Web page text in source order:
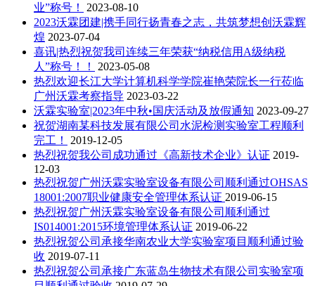
业”称号！
2023-08-10
2023沃霖团建|携手同行扬青春之志，共筑梦想创沃霖辉
煌 2023-07-04
喜讯|热烈祝贺我司连续三年荣获“纳税信用A级纳税
人”称号！！
2023-05-08
热烈欢迎长江大学计算机科学学院崔艳荣院长一行莅临
广州沃霖考察指导 2023-03-22
沃霖实验室|2023年中秋•国庆活动及放假通知 2023-09-27
祝贺湖南某科技发展有限公司水泥检测实验室工程顺利
完工！
2019-12-05
热烈祝贺我公司成功通过《高新技术企业》认证 2019-
12-03
热烈祝贺广州沃霖实验室设备有限公司顺利通过OHSAS
18001:2007职业健康安全管理体系认证 2019-06-15
热烈祝贺广州沃霖实验室设备有限公司顺利通过
IS014001:2015环境管理体系认证 2019-06-22
热烈祝贺公司承接华南农业大学实验室项目顺利通过验
收 2019-07-11
热烈祝贺公司承接广东蓝岛生物技术有限公司实验室项